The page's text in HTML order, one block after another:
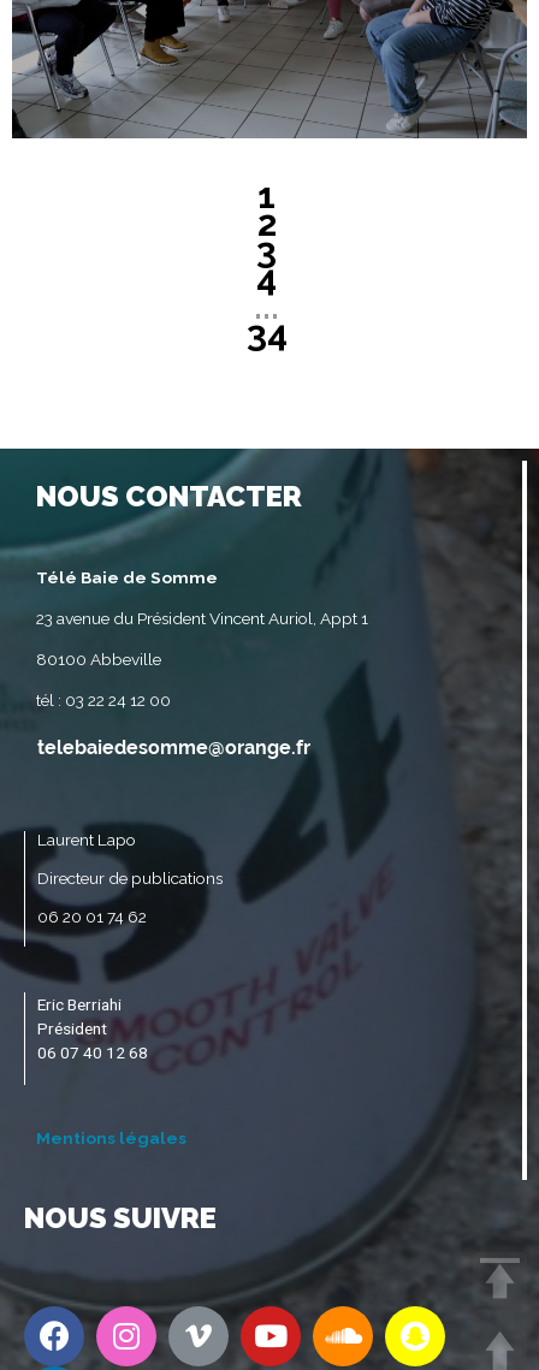
1
2
3
4
...
34
NOUS CONTACTER
Télé Baie de Somme
23 avenue du Président Vincent Auriol, Appt 1
80100 Abbeville
tél : 03 22 24 12 00
Laurent Lapo
Directeur de publications
06 20 01 74 62
Eric Berriahi
Président
06 07 40 12 68
Mentions légales
NOUS SUIVRE